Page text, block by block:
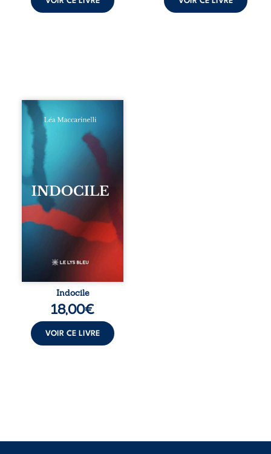
Quatre parties.
Quatre refus.
Quatre visages
d’une existence en
friction. Entre les
silences qu’on ne
déchiffre pas, les
amours qu’on
dérange, les corps
qu’on administre
et les liens qu’on
sabote, cet
ouvrage parle à
vivent trop fort,
trop vrai, trop tôt.
traversée. Une
langue nue. Une
insurrection
calme. Une
déclaration
d’existence pour ...
Indocile
18,00€
VOIR CE LIVRE